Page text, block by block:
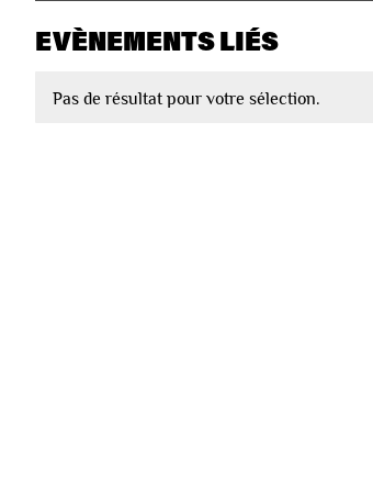
EVÈNEMENTS LIÉS
Pas de résultat pour votre sélection.